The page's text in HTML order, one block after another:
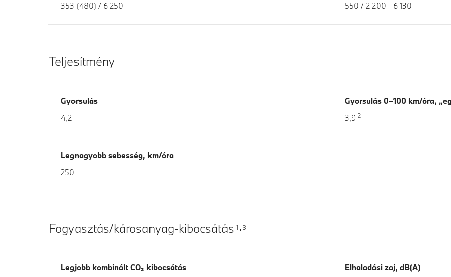
353 (480) / 6 250
550 / 2 200 - 6 130
Teljesítmény
Gyorsulás
4,2
Gyorsulás 0–100 km/óra,
3,9 2
Legnagyobb sebesség, km/óra
250
Fogyasztás/károsanyag-kibocsátás 1 , 3
Legjobb kombinált CO₂ kibocsátás
Elhaladási zaj, dB(A)